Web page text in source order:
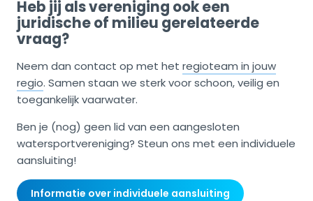
Heb jij als vereniging ook een
juridische of milieu gerelateerde
vraag?
Neem dan contact op met het regioteam in jouw
regio. Samen staan we sterk voor schoon, veilig en
toegankelijk vaarwater.
Ben je (nog) geen lid van een aangesloten
watersportvereniging? Steun ons met een individuele
aansluiting!
Informatie over individuele aansluiting